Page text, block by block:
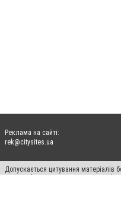
Реклама на сайті:
rek@citysites.ua
Допускається цитування
систем гіперпосилання на цитовані